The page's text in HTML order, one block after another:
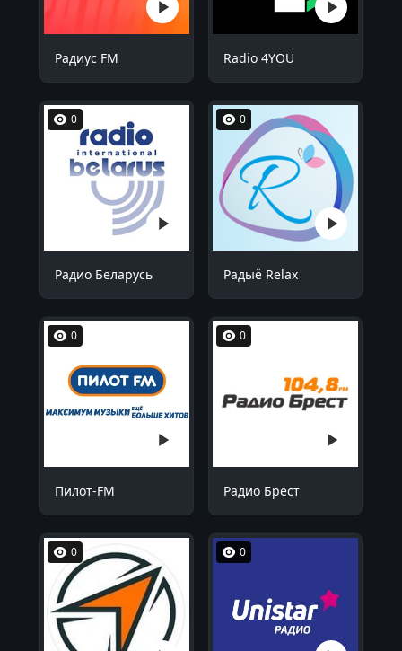
Радиус FM Radio 4YOU
0
Радио Беларусь
0
Радыё Relax
0
Пилот-FM
0
Радио Брест
0 0